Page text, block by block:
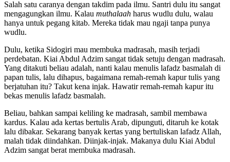
Salah satu caranya dengan takdim pada ilmu. Santri dulu itu sangat
mengagungkan ilmu. Kalau muthalaah harus wudlu dulu, walau
hanya untuk pegang kitab. Mereka tidak mau ngaji tanpa punya
wudlu.
Dulu, ketika Sidogiri mau membuka madrasah, masih terjadi
perdebatan. Kiai Abdul Adzim sangat tidak setuju dengan madrasah.
Yang ditakuti beliau adalah, nanti kalau menulis lafadz basmalah di
papan tulis, lalu dihapus, bagaimana remah-remah kapur tulis yang
berjatuhan itu? Takut kena injak. Hawatir remah-remah kapur itu
bekas menulis lafadz basmalah.
Beliau, bahkan sampai keliling ke madrasah, sambil membawa
kardus. Kalau ada kertas bertulis Arab, dipunguti, ditaruh ke kotak
lalu dibakar. Sekarang banyak kertas yang bertuliskan lafadz Allah,
malah tidak diindahkan. Diinjak-injak. Makanya dulu Kiai Abdul
Adzim sangat berat membuka madrasah.